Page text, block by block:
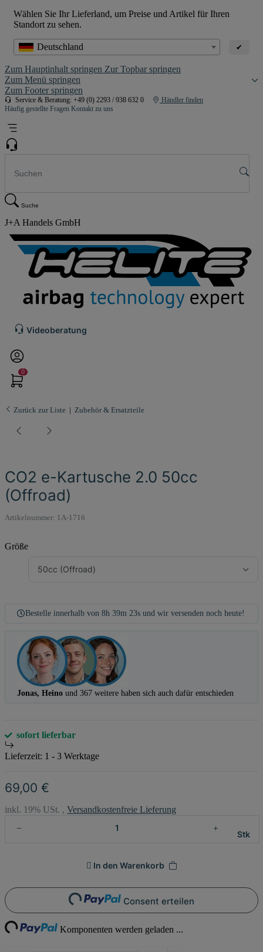
Wählen Sie Ihr Lieferland, um Preise und Artikel für Ihren
Standort zu sehen.
Deutschland ✔
Zum Hauptinhalt springen Zur Topbar springen
Zum Menü springen
Zum Footer springen
Service & Beratung: +49 (0) 2293 / 938 632 0
Händler finden
Häufig gestellte Fragen Kontakt zu uns
Suche
J+A Handels GmbH
Videoberatung
0
Zurück zur Liste Zubehör & Ersatzteile
CO2 e-Kartusche 2.0 50cc
(Offroad)
Artikelnummer: 1A-1716
Größe
50cc (Offroad)
Bestelle innerhalb von 8h 39m 23s und wir versenden noch heute!
Jonas, Heino und 367 weitere haben sich auch dafür entschieden
sofort lieferbar
Lieferzeit: 1 - 3 Werktage
69,00 €
inkl. 19% USt. , Versandkostenfreie Lieferung
Stk
In den Warenkorb
Loading... Consent erteilen
Komponenten werden geladen ...